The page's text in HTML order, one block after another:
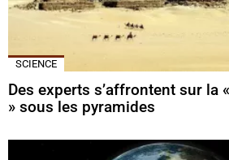
SCIENCE
Des experts s’affrontent sur la
» sous les pyramides